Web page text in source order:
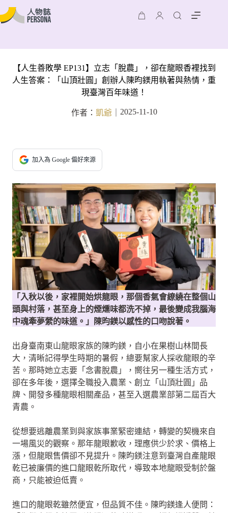
【人生善敗學 EP131】立志「脫農」，卻在龍眼香裡找到
人生答案：「山頂壯圓」創辦人陳昀鎂用執著與熱情，重
現臺灣百年味道！
作者： 凱爺｜ 2025-11-10
加入為 Google 偏好來源
「入秋以後，家裡開始烘龍眼，那個香氣會繚繞在整個山
頭與村落，甚至身上的煙燻味都洗不掉，最後變成我腦海
中魂牽夢縈的味道。」陳昀鎂以感性的口吻說著。
出身臺南東山龍眼家族的陳昀鎂，自小在果樹山林間長
大，清晰記得學生時期的暑假，總要幫家人採收龍眼的辛
苦。那時她立志要「念書脫農」，嚮往另一種生活方式，
卻在多年後，選擇全職投入農業、創立「山頂壯圓」品
牌、開發多種龍眼相關產品，甚至入選農業部第二屆百大
青農。
從想要逃離農業到與家族事業緊密連結，轉變的契機來自
一場風災的觀察。那年龍眼歉收，理應供少於求、價格上
漲，但龍眼售價卻不見提升。陳昀鎂注意到臺灣自產龍眼
乾已被廉價的進口龍眼乾所取代，導致本地龍眼受制於盤
商，只能被迫低賣。
進口的龍眼乾雖然便宜，但品質不佳。陳昀鎂逢人便問：